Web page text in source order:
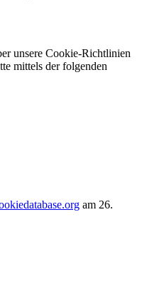
unsere Cookie-Richtlinien
mittels der folgenden
am 26.